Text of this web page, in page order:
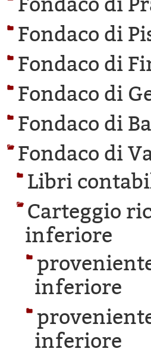
Fondaco di
Fondaco di
Fondaco di
Fondaco di
Fondaco di
Libri
Carteggio
inferiore
inferiore
inferiore